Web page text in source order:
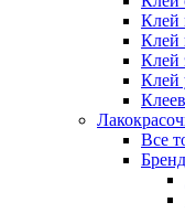
Клей
Клей
Клей
Клей
Все